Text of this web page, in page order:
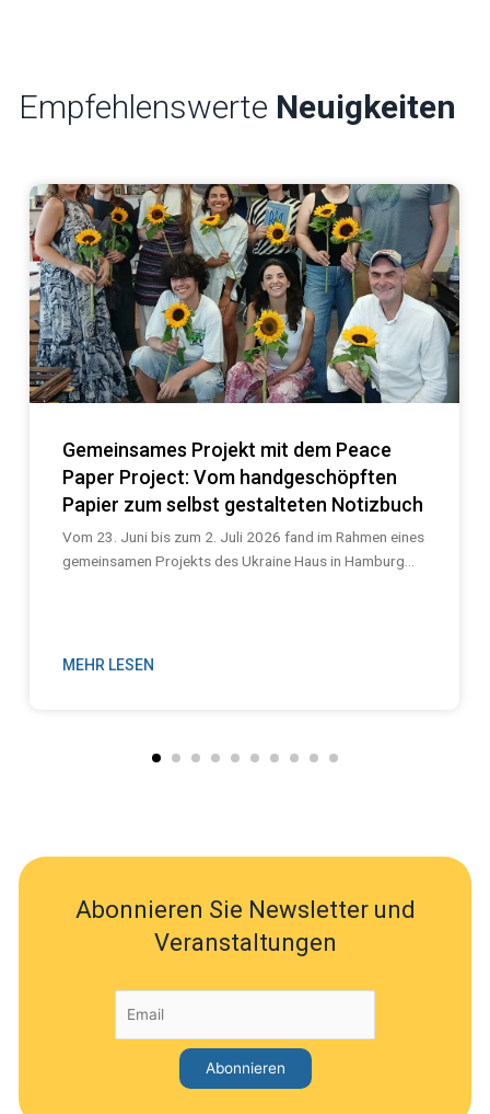
Empfehlenswerte Neuigkeiten
Gemeinsames Projekt mit dem Peace
Paper Project: Vom handgeschöpften
Papier zum selbst gestalteten Notizbuch
Vom 23. Juni bis zum 2. Juli 2026 fand im Rahmen eines
gemeinsamen Projekts des Ukraine Haus in Hamburg...
MEHR LESEN
Abonnieren Sie Newsletter und
Veranstaltungen